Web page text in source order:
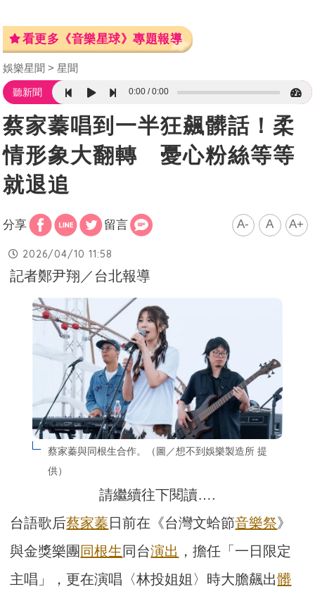
看更多《音樂星球》專題報導
娛樂星聞 星聞
聽新聞 0:00 0:00
蔡家蓁唱到一半狂飆髒話！柔
情形象大翻轉 憂心粉絲等等
就退追
分享 留言 A- A A+
2026/04/10 11:58
記者鄭尹翔／台北報導
蔡家蓁與同根生合作。（圖／想不到娛樂製造所 提
供）
請繼續往下閱讀….
台語歌后蔡家蓁日前在《台灣文蛤節音樂祭》
與金獎樂團 同根生 同台演出 ，擔任「一日限定
主唱」，更在演唱〈林投姐姐〉時大膽飆出髒